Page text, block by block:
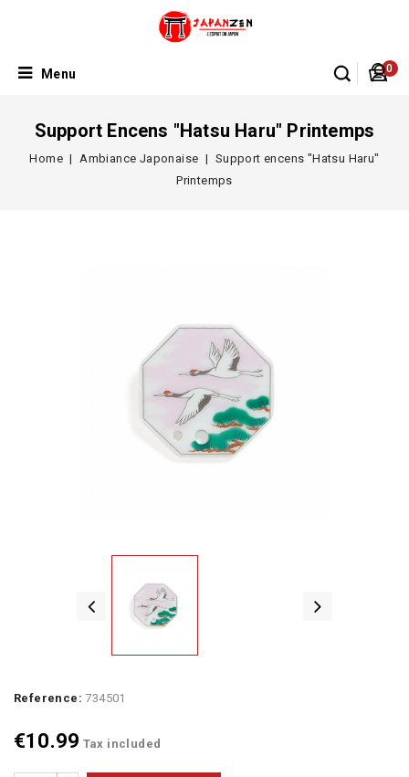
0
Menu
Support Encens "Hatsu Haru" Printemps
Home Ambiance Japonaise
Support encens "Hatsu Haru"
Printemps
Reference: 734501
€10.99 Tax included